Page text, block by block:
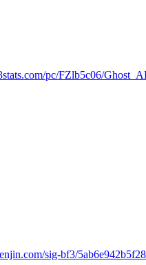
pc/FZlb5c06/
sig-bf3/